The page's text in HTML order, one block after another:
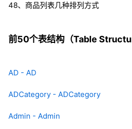
48、商品列表几种排列方式
前50个表结构（Table
AD - AD
ADCategory - ADCategory
Admin - Admin